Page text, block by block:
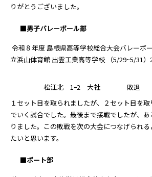
りがとうございました。
■男子バレーボール部
令和８年度 島根県高等学校総合大会バレー
立浜山体育館 出雲工業高等学校 （5/29~5/31）
松江北 1ｰ2 大社 敗退
１セット目を取られましたが、２セット目を
でいく試合でした。最後まで接戦でしたが、
りました。この敗戦を次の大会につなげられ
たいと思います。
■ボート部